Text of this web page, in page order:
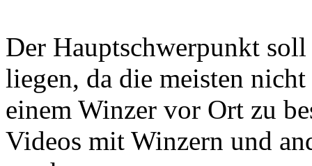
Der Hauptschwerpunkt
liegen, da die meisten
einem Winzer vor Ort zu
Videos mit Winzern und